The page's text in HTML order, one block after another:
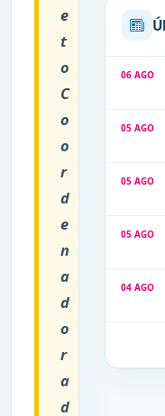
e
t
o
C
o
o
r
d
e
n
a
d
o
r
a
d
06 AGO
05 AGO
05 AGO
05 AGO
04 AGO